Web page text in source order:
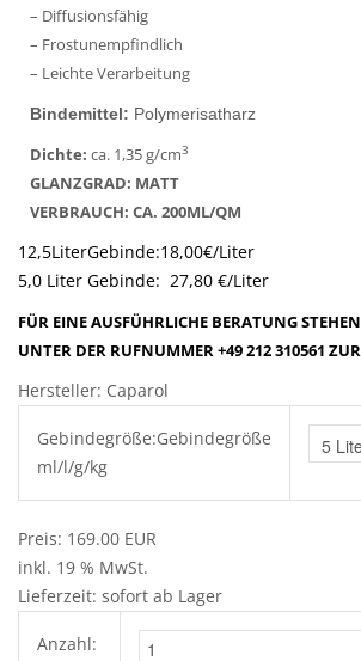
– Diffusionsfähig
– Frostunempfindlich
– Leichte Verarbeitung
Bindemittel: Polymerisatharz
Dichte: ca. 1,35 g/cm3
GLANZGRAD: MATT
VERBRAUCH: CA. 200ML/QM
5,0 Liter Gebinde: 27,80 €/Liter
FÜR EINE AUSFÜHRLICHE BERATUNG
UNTER DER RUFNUMMER +49 212 310561
Hersteller: Caparol
Gebindegröße:Gebindegröße
ml/l/g/kg
Preis: 169.00 EUR
inkl. 19 % MwSt.
Lieferzeit: sofort ab Lager
Anzahl: